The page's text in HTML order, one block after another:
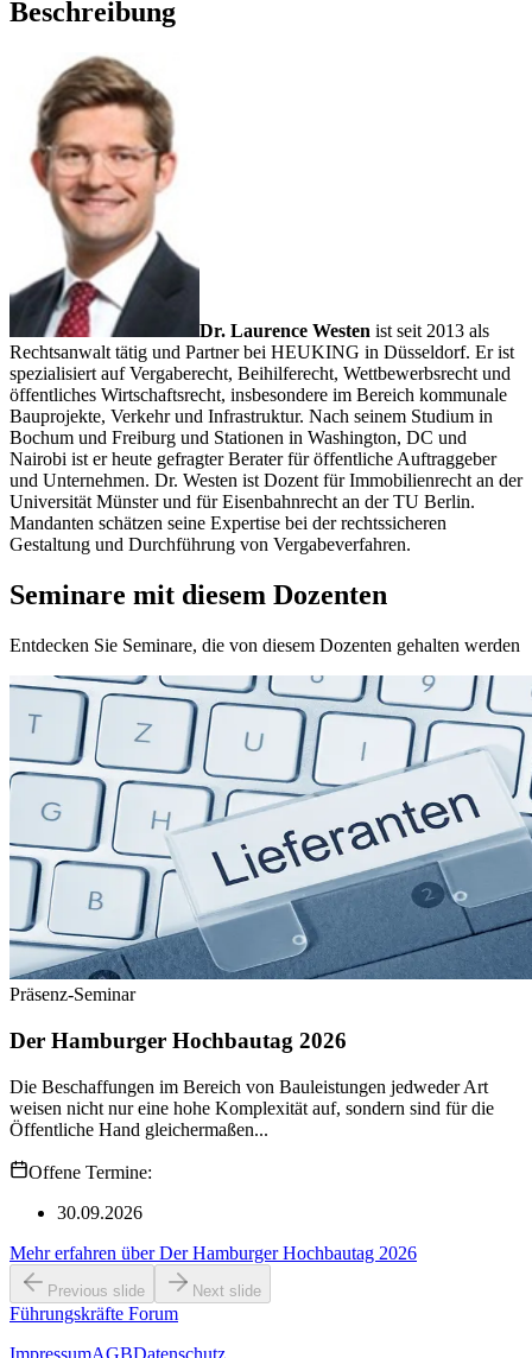
Beschreibung
Dr. Laurence Westen ist seit 2013 als
Rechtsanwalt tätig und Partner bei HEUKING in Düsseldorf. Er ist
spezialisiert auf Vergaberecht, Beihilferecht, Wettbewerbsrecht und
öffentliches Wirtschaftsrecht, insbesondere im Bereich kommunale
Bauprojekte, Verkehr und Infrastruktur. Nach seinem Studium in
Bochum und Freiburg und Stationen in Washington, DC und
Nairobi ist er heute gefragter Berater für öffentliche Auftraggeber
und Unternehmen. Dr. Westen ist Dozent für Immobilienrecht an der
Universität Münster und für Eisenbahnrecht an der TU Berlin.
Mandanten schätzen seine Expertise bei der rechtssicheren
Gestaltung und Durchführung von Vergabeverfahren.
Seminare mit diesem Dozenten
Entdecken Sie Seminare, die von diesem Dozenten gehalten werden
Präsenz-Seminar
Der Hamburger Hochbautag 2026
Die Beschaffungen im Bereich von Bauleistungen jedweder Art
weisen nicht nur eine hohe Komplexität auf, sondern sind für die
Öffentliche Hand gleichermaßen...
Offene Termine:
30.09.2026
Mehr erfahren überDer Hamburger Hochbautag 2026
Previous slide Next slide
Führungskräfte Forum
ImpressumAGBDatenschutz